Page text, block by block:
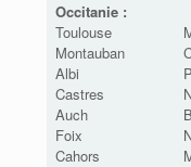
Occitanie :
Toulouse
Montauban
Albi
Castres
Auch
Foix
Cahors